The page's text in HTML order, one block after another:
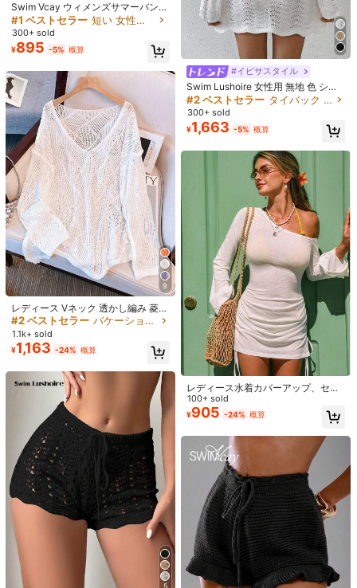
女性用 ルーズVネック シアー ひし形
パターン ショルダーデザイン ホロー
ニットカバーアップ、ビーチやリゾ
ートウェアに適し、春夏のバケーシ
ョンに
500+ sold
1,253 -17% 概算
#ハイウエストビキニ
Swim Vcay レオパード柄ボウタイフ
ロントホルタースパゲッティストラ
ップビキニ水着レディース
#2 ベストセラー に マルチカラー 女性のビキニセット
1k+ sold (1000+)
¥ 902 -22% 概算
6
Bellisia
Bellisia レディース 2点セット ヴィン
テージ ドット柄 スパゲッティストラ
ップ タンクトップ & ドローストリン
グ ショーツ ビキニセット 夏のビー
チバケーション向け
#1 ベストセラー
売り切れ間近！
#1 ベストセラー
売り切れ間近！
#1 ベストセラー
売り切れ間近！
#1 ベストセラー
売り切れ間近！
1k+ sold
¥1,762
Swim Basics ホロアウト 横結び カバ
ーアップスカート
#4 ベストセラー ファブリック 女性用のカバーアップ
1.1k+ sold (1000+)
532
Swim Vcay ウィメンズサマーバンド
ゥジャンプスーツ、カジュアルバケ
ーションのビーチカバーアップ
#1 ベストセラー 短い 女性用のカバーアップ
300+ sold
¥895 -5% 概算
9
レディース Vネック 透かし編み 菱形
デザイン ルーズニット カバーアッ
プ、ビーチ/リゾートウェアに最適、
通気性抜群、春/夏バケーション ホ
ワイト、ボヘミアンシック
#2 ベストセラー バケーション 女性用のカバーアップ
1.1k+ sold
¥1,163 -24% 概算
#イビサスタイル
Swim Lushoire 女性用 無地 色 シン
プルな デイリーカバーアップ
#2 ベストセラー タイバック 女性用のカバーアップ
300+ sold
¥1,663 -5% 概算
レディース水着カバーアップ、セク
シーなシアードローストリングドレ
ス、カジュアルビーチバケーション
用ホワイトサマーカバーアップ
100+ sold
¥905 -24% 概算